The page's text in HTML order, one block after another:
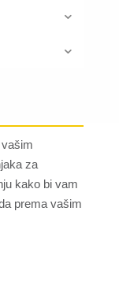
za
kako bi vam
prema vašim